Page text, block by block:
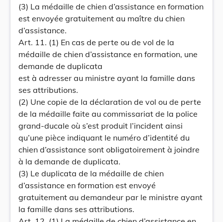
(3) La médaille de chien d’assistance en formation
est envoyée gratuitement au maître du chien
d’assistance.
Art. 11. (1) En cas de perte ou de vol de la
médaille de chien d’assistance en formation, une
demande de duplicata
est à adresser au ministre ayant la famille dans
ses attributions.
(2) Une copie de la déclaration de vol ou de perte
de la médaille faite au commissariat de la police
grand-ducale où s’est produit l’incident ainsi
qu’une pièce indiquant le numéro d’identité du
chien d’assistance sont obligatoirement à joindre
à la demande de duplicata.
(3) Le duplicata de la médaille de chien
d’assistance en formation est envoyé
gratuitement au demandeur par le ministre ayant
la famille dans ses attributions.